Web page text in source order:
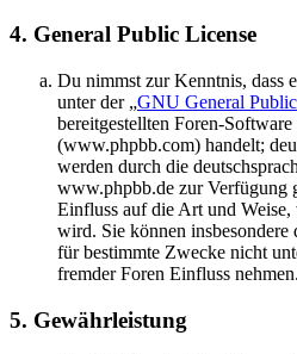
4. General Public License
Du nimmst zur Kenntnis, dass
unter der „GNU General
bereitgestellten Foren-
(www.phpbb.com) handelt;
werden durch die
www.phpbb.de zur Verfügung
Einfluss auf die Art und
wird. Sie können
für bestimmte Zwecke nicht
fremder Foren Einfluss nehmen.
5. Gewährleistung